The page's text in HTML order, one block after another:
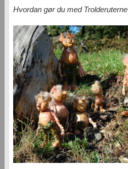
Hvordan gør du med Trolderuterne